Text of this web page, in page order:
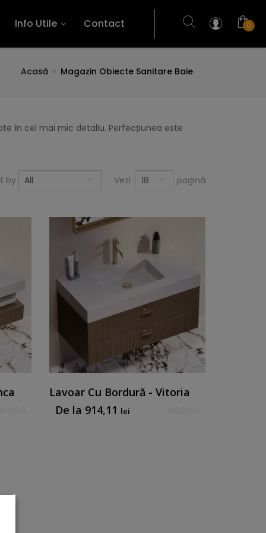
Info Utile Contact 0
Acasă Magazin Obiecte Sanitare Baie
în cel mai mic detaliu. Perfecțiunea este
by All Vezi 18 pagină
Lavoar Cu Bordură - Vitoria
De la 914,11 lei